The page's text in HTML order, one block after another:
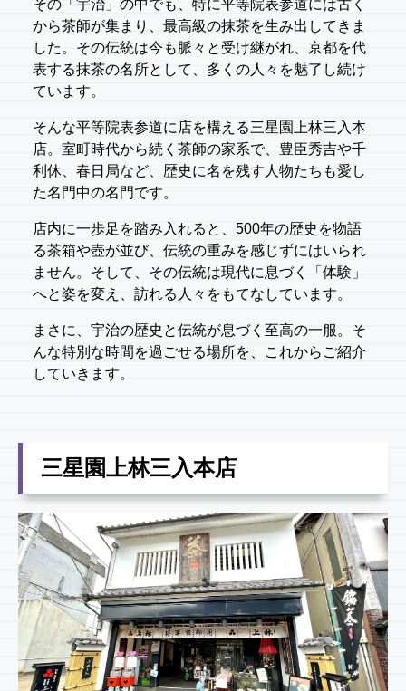
その「宇治」の中でも、特に平等院表参道には古く
から茶師が集まり、最高級の抹茶を生み出してきま
した。その伝統は今も脈々と受け継がれ、京都を代
表する抹茶の名所として、多くの人々を魅了し続け
ています。
そんな平等院表参道に店を構える三星園上林三入本
店。室町時代から続く茶師の家系で、豊臣秀吉や千
利休、春日局など、歴史に名を残す人物たちも愛し
た名門中の名門です。
店内に一歩足を踏み入れると、500年の歴史を物語
る茶箱や壺が並び、伝統の重みを感じずにはいられ
ません。そして、その伝統は現代に息づく「体験」
へと姿を変え、訪れる人々をもてなしています。
まさに、宇治の歴史と伝統が息づく至高の一服。そ
んな特別な時間を過ごせる場所を、これからご紹介
していきます。
三星園上林三入本店